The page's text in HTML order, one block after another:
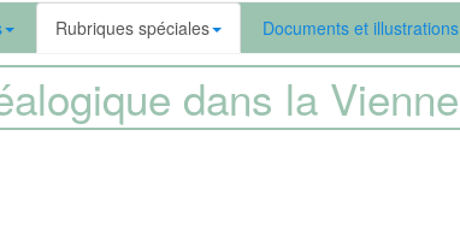
Rubriques spéciales Documents et illustrations
dans la Vienne